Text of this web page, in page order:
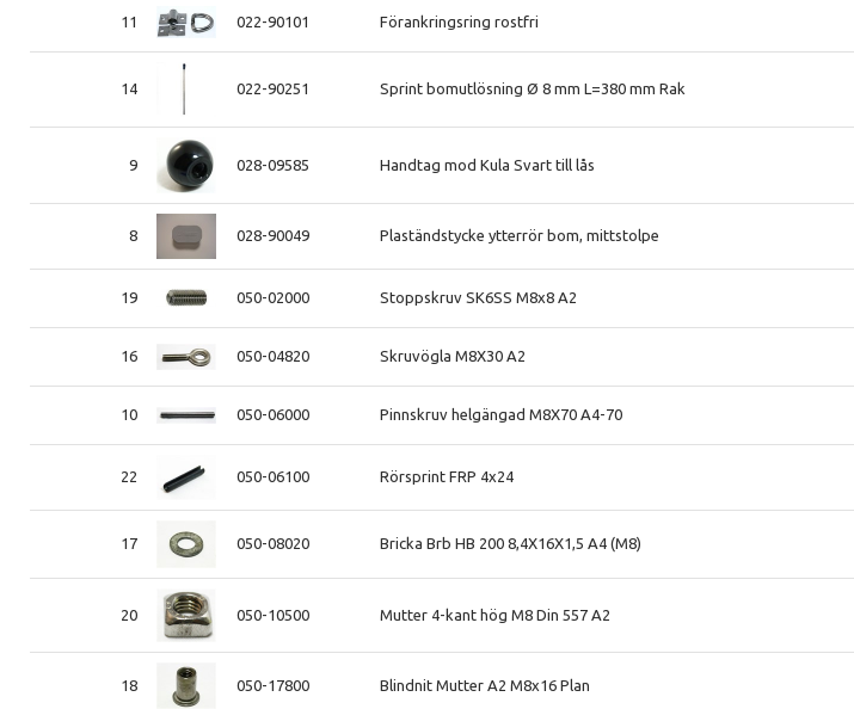
11 022-90101 Förankringsring rostfri
14 022-90251 Sprint bomutlösning Ø 8 mm L=380 mm Rak
9 028-09585 Handtag mod Kula Svart till lås
8 028-90049 Plaständstycke ytterrör bom, mittstolpe
19 050-02000 Stoppskruv SK6SS M8x8 A2
16 050-04820 Skruvögla M8X30 A2
10 050-06000 Pinnskruv helgängad M8X70 A4-70
22 050-06100 Rörsprint FRP 4x24
17 050-08020 Bricka Brb HB 200 8,4X16X1,5 A4 (M8)
20 050-10500 Mutter 4-kant hög M8 Din 557 A2
18 050-17800 Blindnit Mutter A2 M8x16 Plan